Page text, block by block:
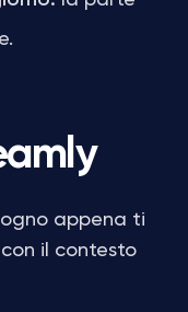
appena ti
il contesto